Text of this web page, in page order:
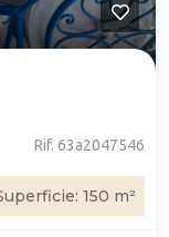
Rif. 63a2047546
150 m²